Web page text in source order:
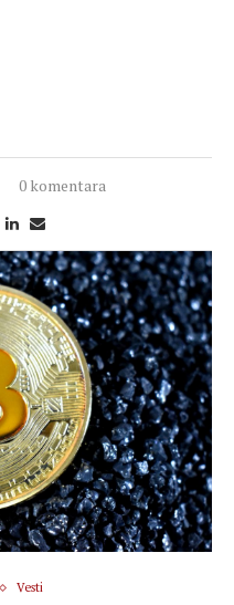
0 komentara
Vesti